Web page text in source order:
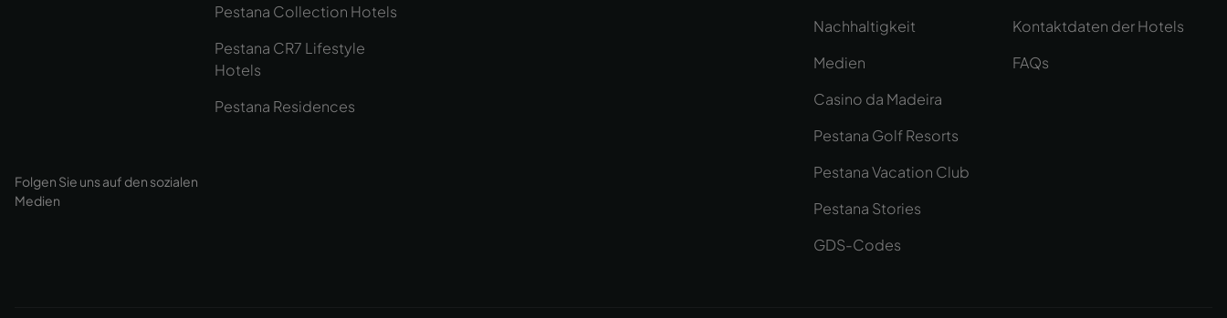
Folgen Sie uns auf den sozialen
Medien
Pestana Collection Hotels
Pestana CR7 Lifestyle
Hotels
Pestana Residences
Nachhaltigkeit
Medien
Casino da Madeira
Pestana Golf Resorts
Pestana Vacation Club
Pestana Stories
GDS-Codes
Kontaktdaten der Hotels
FAQs